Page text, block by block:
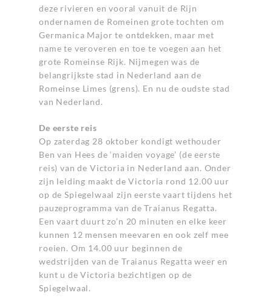
deze rivieren en vooral vanuit de Rijn
ondernamen de Romeinen grote tochten om
Germanica Major te ontdekken, maar met
name te veroveren en toe te voegen aan het
grote Romeinse Rijk. Nijmegen was de
belangrijkste stad in Nederland aan de
Romeinse Limes (grens). En nu de oudste stad
van Nederland.
De eerste reis
Op zaterdag 28 oktober kondigt wethouder
Ben van Hees de ‘maiden voyage’ (de eerste
reis) van de Victoria in Nederland aan. Onder
zijn leiding maakt de Victoria rond 12.00 uur
op de Spiegelwaal zijn eerste vaart tijdens het
pauzeprogramma van de Traianus Regatta.
Een vaart duurt zo’n 20 minuten en elke keer
kunnen 12 mensen meevaren en ook zelf mee
roeien. Om 14.00 uur beginnen de
wedstrijden van de Traianus Regatta weer en
kunt u de Victoria bezichtigen op de
Spiegelwaal.